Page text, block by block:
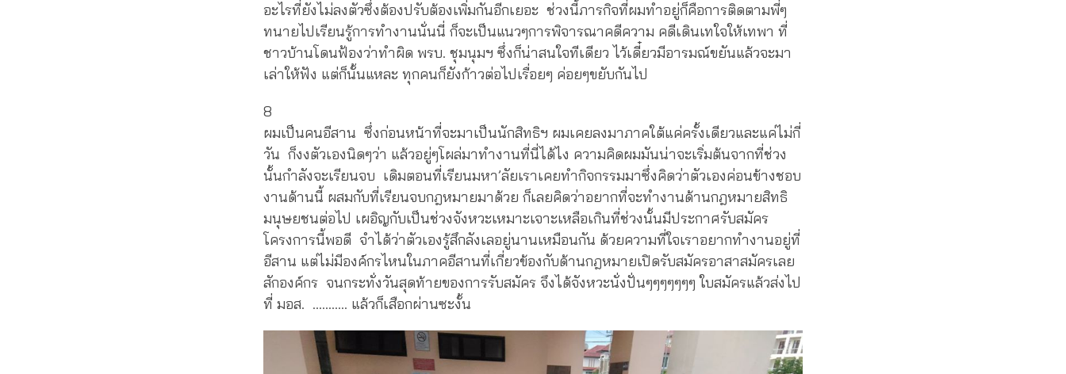
อะไรที่ยังไม่ลงตัวซึ่งต้องปรับต้องเพิ่มกันอีกเยอะ ช่วงนี้ภารกิจที่ผมทำอยู่ก็คือการติดตามพี่ๆ
ทนายไปเรียนรู้การทำงานนั่นนี่ ก็จะเป็นแนวๆการพิจารณาคดีความ คดีเดินเทใจให้เทพา ที่
ชาวบ้านโดนฟ้องว่าทำผิด พรบ. ชุมนุมฯ ซึ่งก็น่าสนใจทีเดียว ไว้เดี๋ยวมีอารมณ์ขยันแล้วจะมา
เล่าให้ฟัง แต่ก็นั้นแหละ ทุกคนก็ยังก้าวต่อไปเรื่อยๆ ค่อยๆขยับกันไป
8
ผมเป็นคนอีสาน ซึ่งก่อนหน้าที่จะมาเป็นนักสิทธิฯ ผมเคยลงมาภาคใต้แค่ครั้งเดียวและแค่ไม่กี่
วัน ก็งงตัวเองนิดๆว่า แล้วอยู่ๆโผล่มาทำงานที่นี่ได้ไง ความคิดผมมันน่าจะเริ่มต้นจากที่ช่วง
นั้นกำลังจะเรียนจบ เดิมตอนที่เรียนมหา’ลัยเราเคยทำกิจกรรมมาซึ่งคิดว่าตัวเองค่อนข้างชอบ
งานด้านนี้ ผสมกับที่เรียนจบกฎหมายมาด้วย ก็เลยคิดว่าอยากที่จะทำงานด้านกฎหมายสิทธิ
มนุษยชนต่อไป เผอิญกับเป็นช่วงจังหวะเหมาะเจาะเหลือเกินที่ช่วงนั้นมีประกาศรับสมัคร
โครงการนี้พอดี จำได้ว่าตัวเองรู้สึกลังเลอยู่นานเหมือนกัน ด้วยความที่ใจเราอยากทำงานอยู่ที่
อีสาน แต่ไม่มีองค์กรไหนในภาคอีสานที่เกี่ยวข้องกับด้านกฎหมายเปิดรับสมัครอาสาสมัครเลย
สักองค์กร จนกระทั่งวันสุดท้ายของการรับสมัคร จึงได้จังหวะนั่งปั่นๆๆๆๆๆๆๆ ใบสมัครแล้วส่งไป
ที่ มอส. ……….. แล้วก็เสือกผ่านซะงั้น